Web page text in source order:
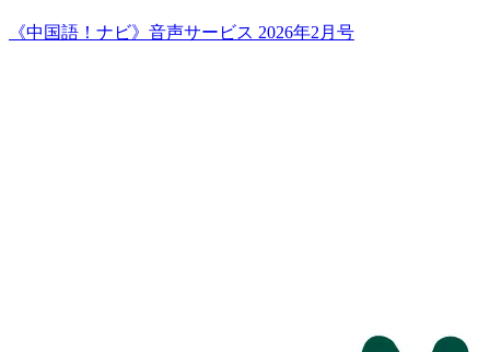
《中国語！ナビ》音声サービス 2026年2月号